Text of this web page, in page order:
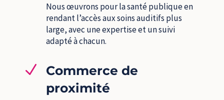
Nous œuvrons pour la santé publique en
rendant l’accès aux soins auditifs plus
large, avec une expertise et un suivi
adapté à chacun.
N
Commerce de
proximité